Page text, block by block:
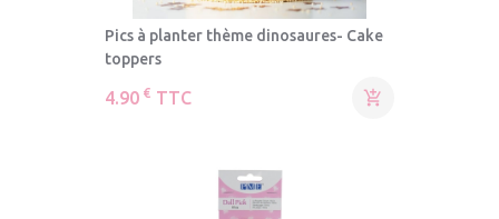
Pics à planter thème dinosaures- Cake
toppers
4.90 € TTC 